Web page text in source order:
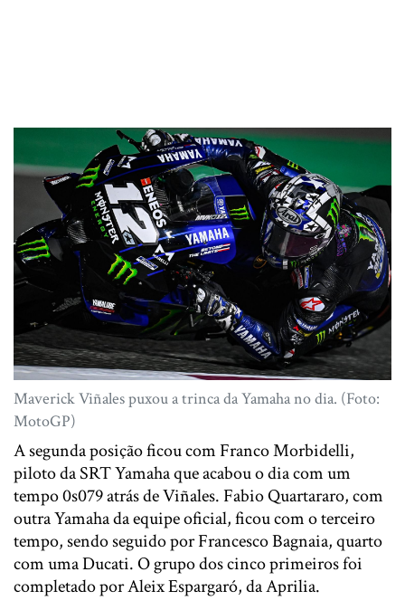
Maverick Viñales puxou a trinca da Yamaha no dia. (Foto:
MotoGP)
A segunda posição ficou com Franco Morbidelli,
piloto da SRT Yamaha que acabou o dia com um
tempo 0s079 atrás de Viñales. Fabio Quartararo, com
outra Yamaha da equipe oficial, ficou com o terceiro
tempo, sendo seguido por Francesco Bagnaia, quarto
com uma Ducati. O grupo dos cinco primeiros foi
completado por Aleix Espargaró, da Aprilia.